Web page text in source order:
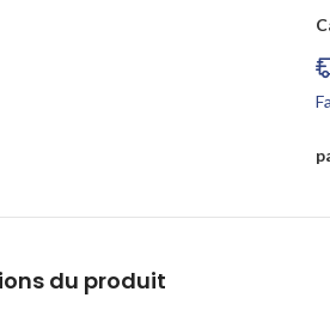
du produit